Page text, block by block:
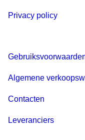
Privacy policy
Algemene
Contacten
Leveranciers